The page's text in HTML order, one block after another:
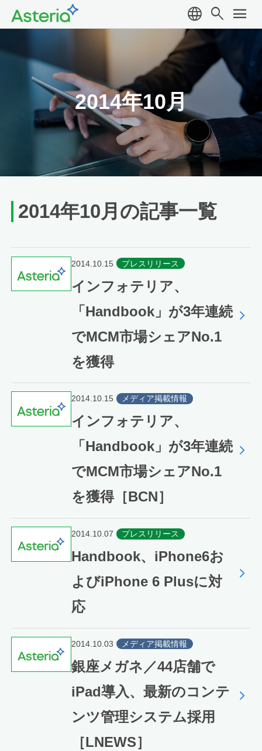
language search menu
2014年10月
2014年10月の記事一覧
2014.10.15 プレスリリース
インフォテリア、
「Handbook」が3年連続
でMCM市場シェアNo.1
を獲得
2014.10.15 メディア掲載情報
インフォテリア、
「Handbook」が3年連続
でMCM市場シェアNo.1
を獲得［BCN］
2014.10.07 プレスリリース
Handbook、iPhone6お
よびiPhone 6 Plusに対
応
2014.10.03 メディア掲載情報
銀座メガネ／44店舗で
iPad導入、最新のコンテ
ンツ管理システム採用
［LNEWS］